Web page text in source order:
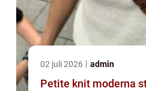
02 juli 2026 admin
Petite knit moderna stickmönster för